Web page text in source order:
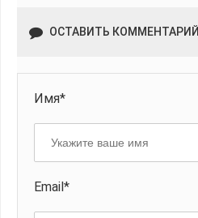
ОСТАВИТЬ КОММЕНТАРИЙ
Имя*
Email*